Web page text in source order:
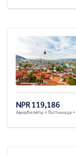
NPR 119,186
Авиабилеты + Гостиница